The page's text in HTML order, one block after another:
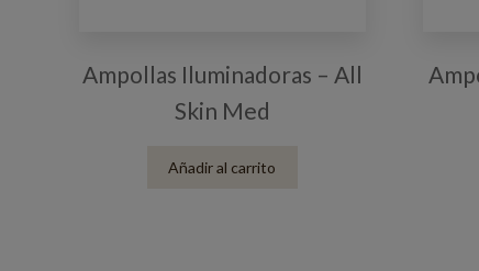
Ampollas Iluminadoras – All
Skin Med
Añadir al carrito